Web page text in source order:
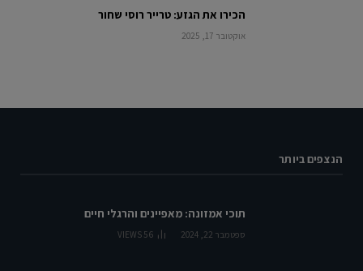
הכירו את הגזע: טרייר רוסי שחור
אוקטובר 17, 2025
הנצפים ביותר
תוכי אמזונה: מאפיינים והרגלי חיים
ספטמבר 22, 2024 56
VIEWS